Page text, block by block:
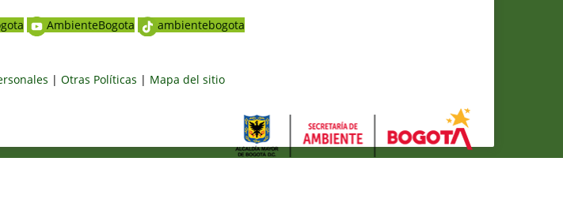
AmbienteBogota ambientebogota
| Otras Políticas | Mapa del sitio